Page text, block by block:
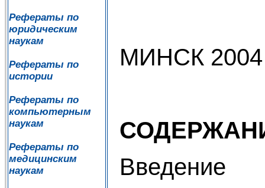
Рефераты по
юридическим
наукам
Рефераты по
истории
Рефераты по
компьютерным
наукам
Рефераты по
медицинским
наукам
МИНСК 2004
Введение